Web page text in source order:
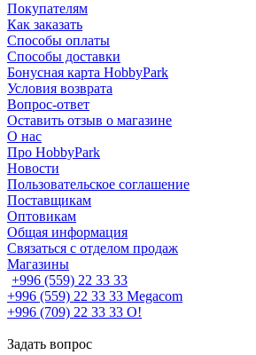
Покупателям
Как заказать
Способы оплаты
Способы доставки
Бонусная карта HobbyPark
Условия возврата
Вопрос-ответ
Оставить отзыв о магазине
О нас
Про HobbyPark
Новости
Пользовательское соглашение
Поставщикам
Оптовикам
Общая информация
Связаться с отделом продаж
Магазины
+996 (559) 22 33 33
+996 (559) 22 33 33 Megacom
+996 (709) 22 33 33 O!
Задать вопрос